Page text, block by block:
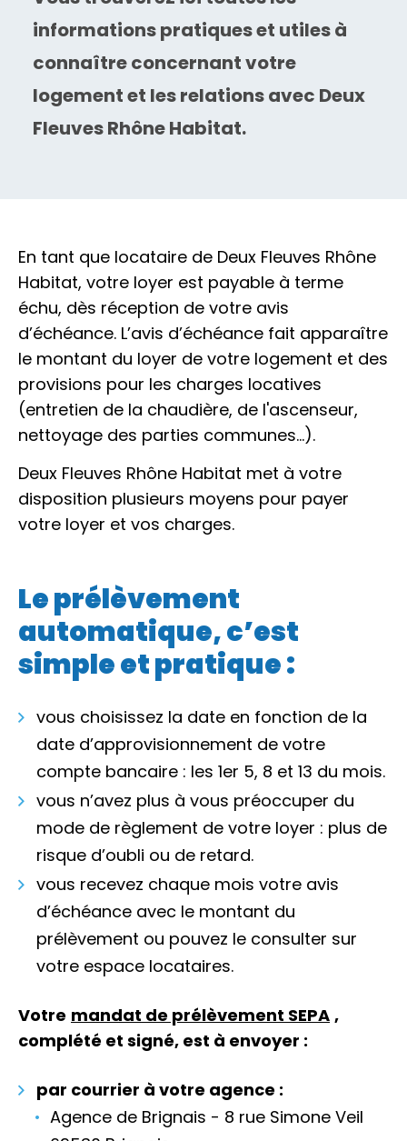
Nous rejoindre
Rechercher
informations pratiques et utiles à
connaître concernant votre
logement et les relations avec Deux
Fleuves Rhône Habitat.
En tant que locataire de Deux Fleuves Rhône
Habitat, votre loyer est payable à terme
échu, dès réception de votre avis
d’échéance. L’avis d’échéance fait apparaître
le montant du loyer de votre logement et des
provisions pour les charges locatives
(entretien de la chaudière, de l'ascenseur,
nettoyage des parties communes…).
Deux Fleuves Rhône Habitat met à votre
disposition plusieurs moyens pour payer
votre loyer et vos charges.
Le prélèvement
automatique, c’est
simple et pratique :
vous choisissez la date en fonction de la
date d’approvisionnement de votre
compte bancaire : les 1er 5, 8 et 13 du mois.
vous n’avez plus à vous préoccuper du
mode de règlement de votre loyer : plus de
risque d’oubli ou de retard.
vous recevez chaque mois votre avis
d’échéance avec le montant du
prélèvement ou pouvez le consulter sur
votre espace locataires.
Votre mandat de prélèvement SEPA ,
complété et signé, est à envoyer :
par courrier à votre agence :
Agence de Brignais - 8 rue Simone Veil